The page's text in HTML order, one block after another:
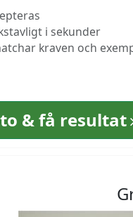
i sekunder
kraven och
& få resultat